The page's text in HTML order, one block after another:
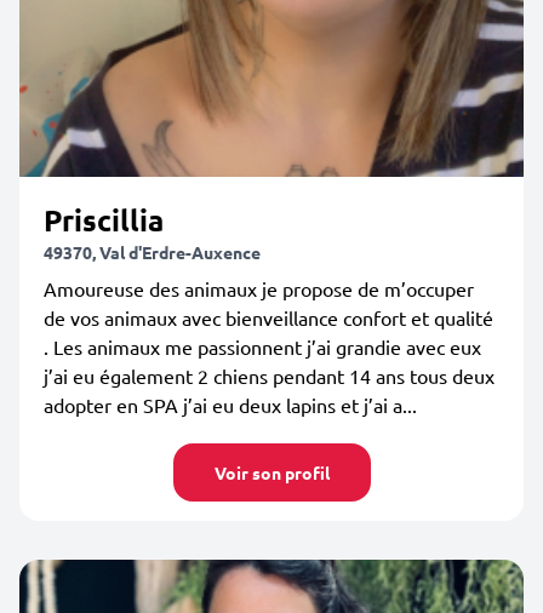
Priscillia
49370, Val d'Erdre-Auxence
Amoureuse des animaux je propose de m’occuper
de vos animaux avec bienveillance confort et qualité
. Les animaux me passionnent j’ai grandie avec eux
j’ai eu également 2 chiens pendant 14 ans tous deux
adopter en SPA j’ai eu deux lapins et j’ai a...
Voir son profil